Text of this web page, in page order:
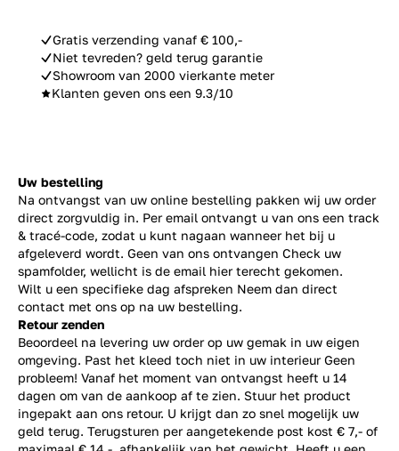
Gratis verzending vanaf € 100,-
Niet tevreden? geld terug garantie
Showroom van 2000 vierkante meter
Klanten geven ons een 9.3/10
Uw bestelling
Na ontvangst van uw online bestelling pakken wij uw order
direct zorgvuldig in. Per email ontvangt u van ons een track
& tracé-code, zodat u kunt nagaan wanneer het bij u
afgeleverd wordt. Geen van ons ontvangen Check uw
spamfolder, wellicht is de email hier terecht gekomen.
Wilt u een specifieke dag afspreken Neem dan direct
contact met ons op na uw bestelling.
Retour zenden
Beoordeel na levering uw order op uw gemak in uw eigen
omgeving. Past het kleed toch niet in uw interieur Geen
probleem! Vanaf het moment van ontvangst heeft u 14
dagen om van de aankoop af te zien. Stuur het product
ingepakt aan ons retour. U krijgt dan zo snel mogelijk uw
geld terug. Terugsturen per aangetekende post kost € 7,- of